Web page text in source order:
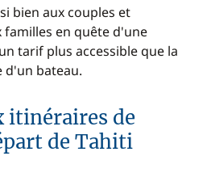
bien aux couples et
en quête d'une
tarif plus accessible que la
d'un bateau.
itinéraires de
de Tahiti